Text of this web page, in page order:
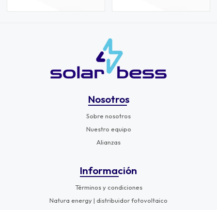
Nosotros
Sobre nosotros
Nuestro equipo
Alianzas
Información
Términos y condiciones
Natura energy | distribuidor fotovoltaico